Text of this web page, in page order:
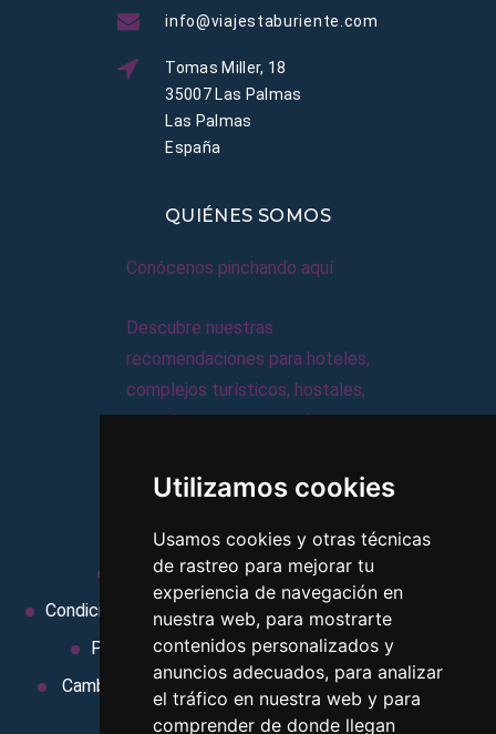
Utilizamos cookies
Usamos cookies y otras técnicas
de rastreo para mejorar tu
experiencia de navegación en
nuestra web, para mostrarte
contenidos personalizados y
anuncios adecuados, para analizar
el tráfico en nuestra web y para
comprender de donde llegan
info@viajestaburiente.com
Tomas Miller, 18
35007 Las Palmas
Las Palmas
España
QUIÉNES SOMOS
Conócenos pinchando aquí
Descubre nuestras
recomendaciones para hoteles,
complejos turísticos, hostales,
vacaciones, paquetes de
Aviso legal
Condiciones de uso
Condiciones Generales
Ley de Viajes Combinados
Política de privacidad
Uso de cookies
Cambiar preferencias de cookies
Area privada
Contacto